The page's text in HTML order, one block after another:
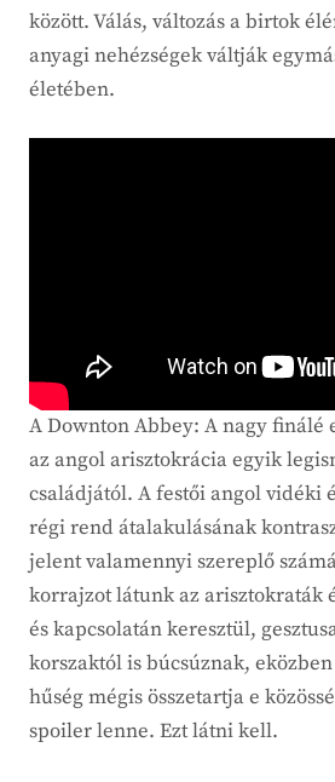
között. Válás, változás a birtok
anyagi nehézségek váltják
életében.
A Downton Abbey: A nagy finálé
az angol arisztokrácia egyik
családjától. A festői angol vidéki
régi rend átalakulásának
jelent valamennyi szereplő
korrajzot látunk az arisztokraták
és kapcsolatán keresztül,
korszaktól is búcsúznak,
hűség mégis összetartja e
spoiler lenne. Ezt látni kell.